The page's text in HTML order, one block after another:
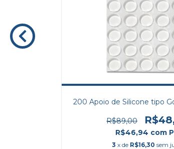
200 Apoio de Silicone tipo
R$89,00
R$46,94 com
3 x de R$16,30 sem